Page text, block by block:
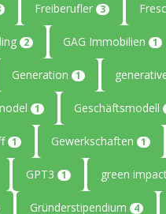
Freiberufler 3
2 GAG Immobilien 1
Generation 1
1 Geschäftsmodell
1 Gewerkschaften 1
GPT3 1 green
Gründerstipendium 4